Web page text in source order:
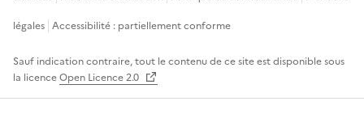
légales Accessibilité : partiellement conforme
Sauf indication contraire, tout le contenu de ce site est disponible sous
la licenceOpen Licence 2.0